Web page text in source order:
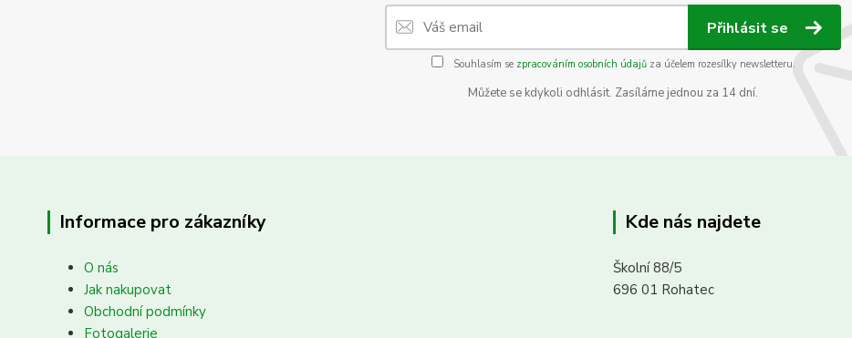
Přihlásit se
Souhlasím se zpracováním osobních údajůza účelem rozesílky newsletteru.
Můžete se kdykoli odhlásit. Zasíláme jednou za 14 dní.
Informace pro zákazníky
O nás
Jak nakupovat
Obchodní podmínky
Fotogalerie
Kde nás najdete
Školní 88/5
696 01 Rohatec